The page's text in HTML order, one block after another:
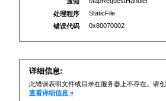
处理程序
StaticFile
错误代码
0x80070002
详细信息:
此错误表明文件或目录在服务器上不存在。请
查看详细信息 »